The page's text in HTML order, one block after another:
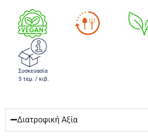
Συσκευασία
5 τεμ. / κιβ.
Διατροφική Αξία